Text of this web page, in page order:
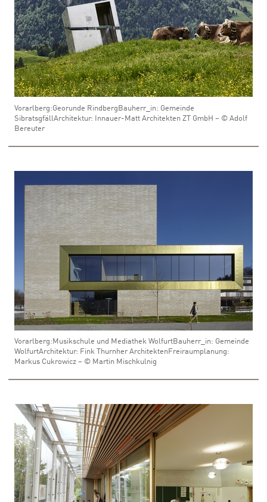
Vorarlberg:Georunde RindbergBauherr_in: Gemeinde
SibratsgfällArchitektur: Innauer-Matt Architekten ZT GmbH – © Adolf
Bereuter
Vorarlberg:Musikschule und Mediathek WolfurtBauherr_in: Gemeinde
WolfurtArchitektur: Fink Thurnher ArchitektenFreiraumplanung:
Markus Cukrowicz – © Martin Mischkulnig